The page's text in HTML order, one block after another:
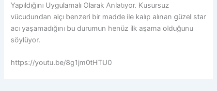
Yapıldığını Uygulamalı Olarak Anlatıyor. Kusursuz
vücudundan alçı benzeri bir madde ile kalıp alınan güzel star
acı yaşamadığını bu durumun henüz ilk aşama olduğunu
söylüyor.
https://youtu.be/8g1jm0tHTU0